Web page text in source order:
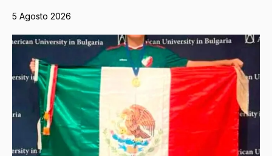
5 Agosto 2026